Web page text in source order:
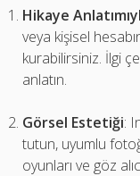
Hikaye
veya kişisel
kurabilirsiniz. İlgi
anlatın.
Görsel Estetiği:
tutun, uyumlu
oyunları ve göz